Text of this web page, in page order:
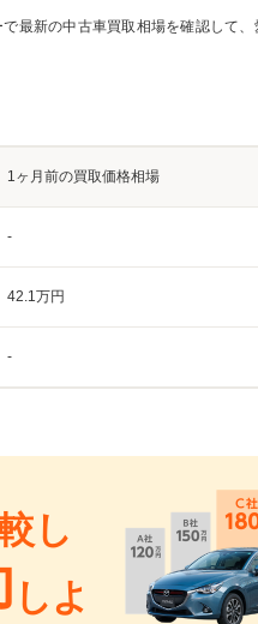
最新の中古車買取相場を確認して
1ヶ月前の買取価格相場
-
42.1万円
-
し
しよ